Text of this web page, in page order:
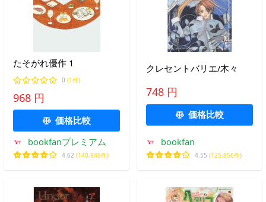
たそがれ優作 1
0 (1件)
968 円
価格比較
bookfanプレミアム
4.62 (140,946件)
クレセントバリエ/木々
748 円
価格比較
bookfan
4.55 (125,856件)